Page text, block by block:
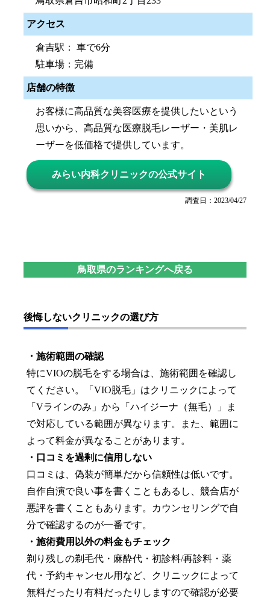
アクセス
倉吉駅： 車で6分
駐車場：完備
店舗の特徴
お客様に高品質な美容医療を提供したいという
思いから、高品質な医療脱毛レーザー・美肌レ
ーザーを低価格で提供しています。
みらい内科クリニックの公式サイト
調査日：2023/04/27
鳥取県のランキングへ戻る
後悔しないクリニックの選び方
・施術範囲の確認
特にVIOの脱毛をする場合は、施術範囲を確認し
てください。「VIO脱毛」はクリニックによって
「Vラインのみ」から「ハイジーナ（無毛）」ま
で対応している範囲が異なります。また、範囲に
よって料金が異なることがあります。
・口コミを過剰に信用しない
口コミは、偽装が簡単だから信頼性は低いです。
自作自演で良い事を書くこともあるし、競合店が
悪評を書くこともあります。カウンセリングで自
分で確認するのが一番です。
・施術費用以外の料金もチェック
剃り残しの剃毛代・麻酔代・初診料/再診料・薬
代・予約キャンセル用など、クリニックによって
無料だったり有料だったりしますので確認が必要